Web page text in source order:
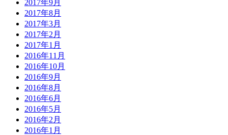
2017年9月
2017年8月
2017年3月
2017年2月
2017年1月
2016年11月
2016年10月
2016年9月
2016年8月
2016年6月
2016年5月
2016年2月
2016年1月